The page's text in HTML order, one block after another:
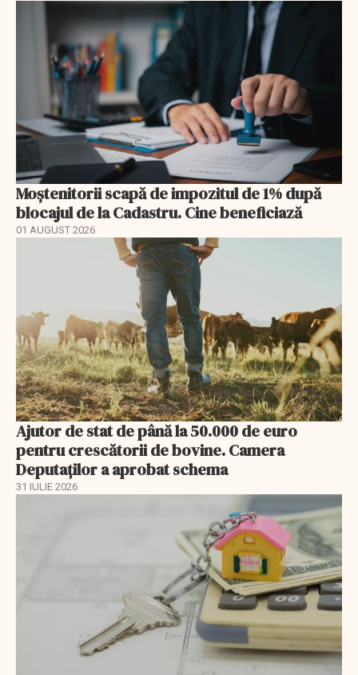
Moștenitorii scapă de impozitul de 1% după
blocajul de la Cadastru. Cine beneficiază
01 AUGUST 2026
Ajutor de stat de până la 50.000 de euro
pentru crescătorii de bovine. Camera
Deputaților a aprobat schema
31 IULIE 2026